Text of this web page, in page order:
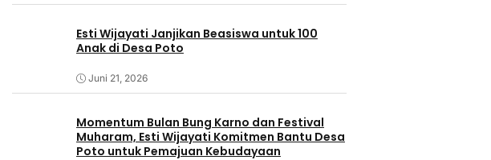
Esti Wijayati Janjikan Beasiswa untuk 100
Anak di Desa Poto
Juni 21, 2026
Momentum Bulan Bung Karno dan Festival
Muharam, Esti Wijayati Komitmen Bantu Desa
Poto untuk Pemajuan Kebudayaan